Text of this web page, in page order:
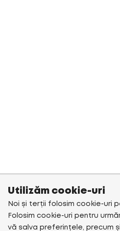
Utilizăm cookie-uri
Noi și terții folosim cookie-uri
Folosim cookie-uri pentru
vă salva preferințele, precum